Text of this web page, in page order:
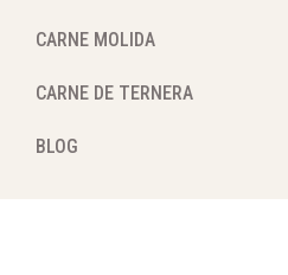
CARNE MOLIDA
CARNE DE TERNERA
BLOG